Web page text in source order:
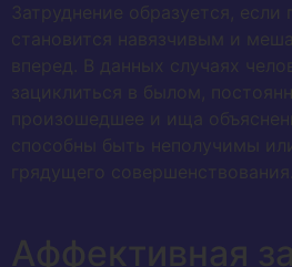
Затруднение образуется, если
становится навязчивым и
вперед. В данных случаях
зациклиться в былом,
произошедшее и ища
способны быть неполучимы
грядущего совершенствования.
Аффективная